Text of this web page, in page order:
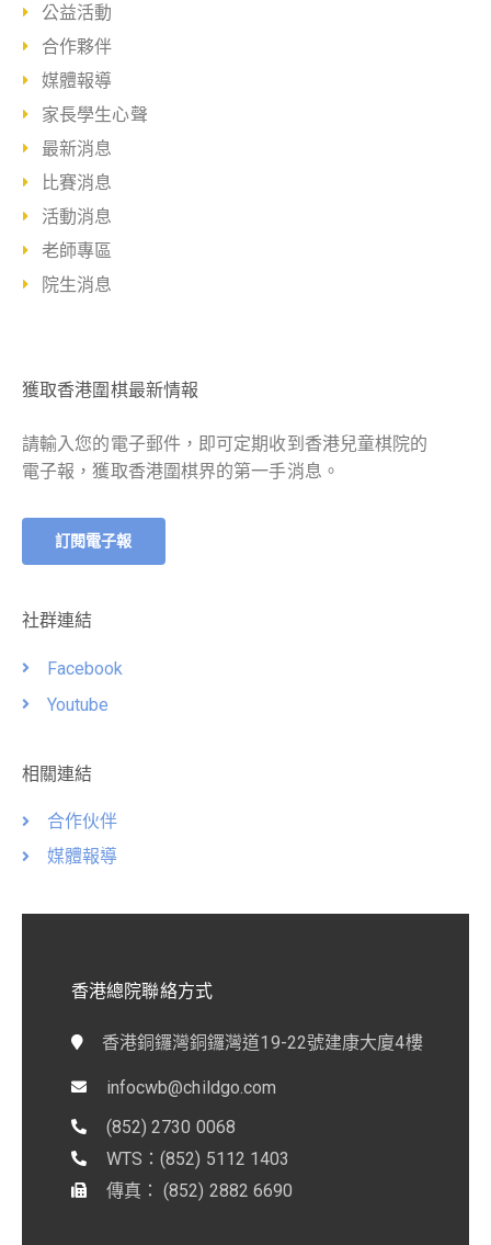
公益活動
合作夥伴
媒體報導
家長學生心聲
最新消息
比賽消息
活動消息
老師專區
院生消息
獲取香港圍棋最新情報
請輸入您的電子郵件，即可定期收到香港兒童棋院的
電子報，獲取香港圍棋界的第一手消息。
訂閱電子報
社群連結
Facebook
Youtube
相關連結
合作伙伴
媒體報導
香港總院聯絡方式
香港銅鑼灣銅鑼灣道19-22號建康大廈4樓
infocwb@childgo.com
(852) 2730 0068
WTS：(852) 5112 1403
傳真： (852) 2882 6690